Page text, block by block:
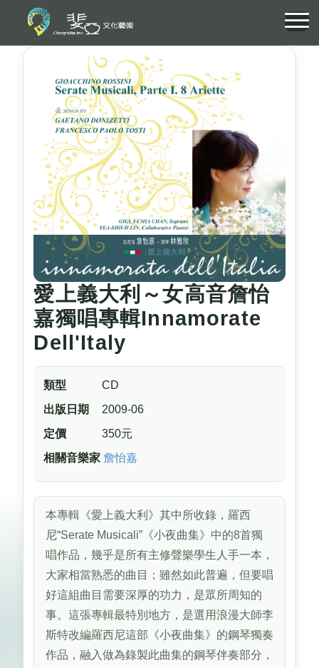
愛上義大利～女高音詹怡
嘉獨唱專輯Innamorate
Dell'Italy
類型
CD
出版日期
2009-06
定價
350元
相關音樂家 詹怡嘉
本專輯《愛上義大利》其中所收錄，羅西
尼“Serate Musicali”《小夜曲集》中的8首獨
唱作品，幾乎是所有主修聲樂學生人手一本，
大家相當熟悉的曲目；雖然如此普遍，但要唱
好這組曲目需要深厚的功力，是眾所周知的
事。這張專輯最特別地方，是選用浪漫大師李
斯特改編羅西尼這部《小夜曲集》的鋼琴獨奏
作品，融入做為錄製此曲集的鋼琴伴奏部分，